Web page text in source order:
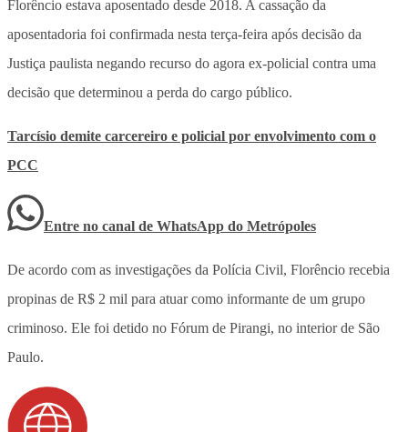
Florêncio estava aposentado desde 2018. A cassação da
aposentadoria foi confirmada nesta terça-feira após decisão da
Justiça paulista negando recurso do agora ex-policial contra uma
decisão que determinou a perda do cargo público.
Tarcísio demite carcereiro e policial por envolvimento com o
PCC
Entre no canal de WhatsApp do Metrópoles
De acordo com as investigações da Polícia Civil, Florêncio recebia
propinas de R$ 2 mil para atuar como informante de um grupo
criminoso. Ele foi detido no Fórum de Pirangi, no interior de São
Paulo.